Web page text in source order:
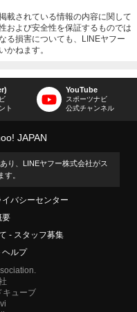
載されている情報の内容に関して
および安全性を保証するものでは
る損害についても、LINEヤフー
かねます。
ト
YouTube
スポーツナビ
公式チャンネル
JAPAN
り、LINEヤフー株式会社がス
。
イバシーセンター
要
スタッフ募集
ヘルプ
キューブ